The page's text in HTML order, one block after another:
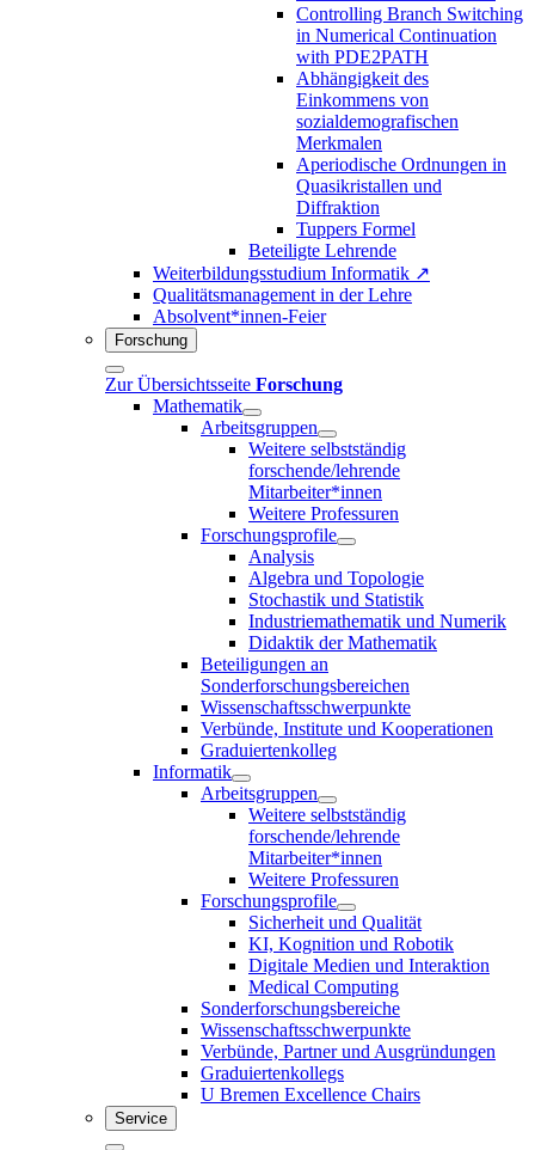
Controlling Branch Switching
in Numerical Continuation
with PDE2PATH
Abhängigkeit des
Einkommens von
sozialdemografischen
Merkmalen
Aperiodische Ordnungen in
Quasikristallen und
Diffraktion
Tuppers Formel
Beteiligte Lehrende
Weiterbildungsstudium Informatik ↗
Qualitätsmanagement in der Lehre
Absolvent*innen-Feier
Forschung
Zur Übersichtsseite Forschung
Mathematik
Arbeitsgruppen
Weitere selbstständig
forschende/lehrende
Mitarbeiter*innen
Weitere Professuren
Forschungsprofile
Analysis
Algebra und Topologie
Stochastik und Statistik
Industriemathematik und Numerik
Didaktik der Mathematik
Beteiligungen an
Sonderforschungsbereichen
Wissenschaftsschwerpunkte
Verbünde, Institute und Kooperationen
Graduiertenkolleg
Informatik
Arbeitsgruppen
Weitere selbstständig
forschende/lehrende
Mitarbeiter*innen
Weitere Professuren
Forschungsprofile
Sicherheit und Qualität
KI, Kognition und Robotik
Digitale Medien und Interaktion
Medical Computing
Sonderforschungsbereiche
Wissenschaftsschwerpunkte
Verbünde, Partner und Ausgründungen
Graduiertenkollegs
U Bremen Excellence Chairs
Service